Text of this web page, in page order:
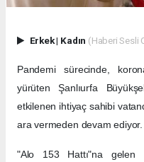
Erkek| Kadın (Haberi Sesli
Pandemi sürecinde,
yürüten Şanlıurfa
etkilenen ihtiyaç sahibi
ara vermeden devam ediyor.
"Alo 153 Hattı"na gelen